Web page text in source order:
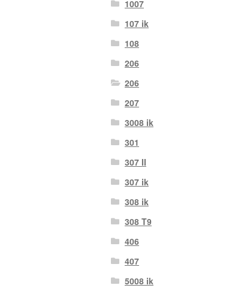
1007
107 ik
108
206
206
207
3008 ik
301
307 II
307 ik
308 ik
308 T9
406
407
5008 ik